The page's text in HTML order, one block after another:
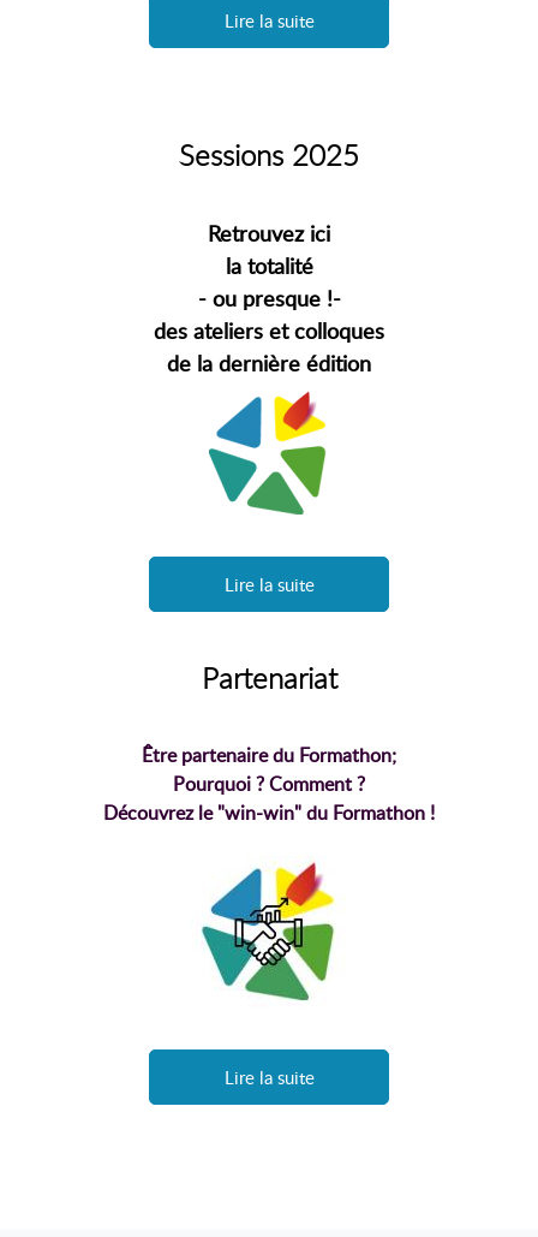
Lire la suite
Sessions 2025
Retrouvez ici
la totalité
- ou presque !-
des ateliers et colloques
de la dernière édition
Lire la suite
Partenariat
Être partenaire du Formathon;
Pourquoi ? Comment ?
Découvrez le "win-win" du Formathon !
Lire la suite